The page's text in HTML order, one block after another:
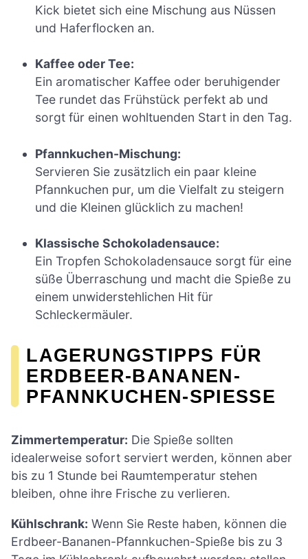
Kick bietet sich eine Mischung aus Nüssen
und Haferflocken an.
Kaffee oder Tee:
Ein aromatischer Kaffee oder beruhigender
Tee rundet das Frühstück perfekt ab und
sorgt für einen wohltuenden Start in den Tag.
Pfannkuchen-Mischung:
Servieren Sie zusätzlich ein paar kleine
Pfannkuchen pur, um die Vielfalt zu steigern
und die Kleinen glücklich zu machen!
Klassische Schokoladensauce:
Ein Tropfen Schokoladensauce sorgt für eine
süße Überraschung und macht die Spieße zu
einem unwiderstehlichen Hit für
Schleckermäuler.
LAGERUNGSTIPPS FÜR
ERDBEER-BANANEN-
PFANNKUCHEN-SPIESSE
Zimmertemperatur: Die Spieße sollten
idealerweise sofort serviert werden, können aber
bis zu 1 Stunde bei Raumtemperatur stehen
bleiben, ohne ihre Frische zu verlieren.
Kühlschrank: Wenn Sie Reste haben, können die
Erdbeer-Bananen-Pfannkuchen-Spieße bis zu 3